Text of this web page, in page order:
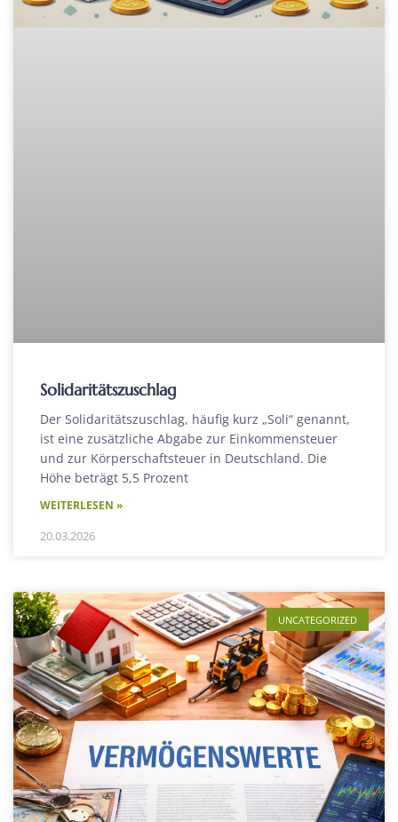
Solidaritätszuschlag
Der Solidaritätszuschlag, häufig kurz „Soli“ genannt,
ist eine zusätzliche Abgabe zur Einkommensteuer
und zur Körperschaftsteuer in Deutschland. Die
Höhe beträgt 5,5 Prozent
WEITERLESEN »
20.03.2026
UNCATEGORIZED